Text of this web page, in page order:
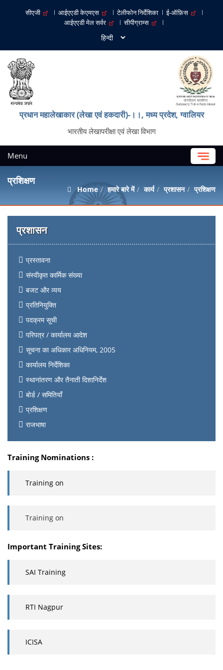
सीएजी आईएएडी केएमएस टेलीफोन निर्देशिका
ई-ऑफ़िस
आईएएडी मेल सर्वर
सीपीग्राम्स
प्रधान महालेखाकार (लेखा एवं हकदारी)-।।, मध्‍य प्रदेश, ग्‍वालियर
भारतीय लेखापरीक्षा एवं लेखा विभाग
Menu
प्रशिक्षण
Home हमारे बारे में कार्य प्रशासन प्रशिक्षण
प्रशासन
प्रस्तावना
संस्वीकृत कार्मिक संख्या
बजट और व्यय
प्रतिनियुक्ति
पदक्रम सूची
परिपत्र / कार्यालय आदेश
सूचना का अधिकार अधिनियम, 2005
कार्यालय निर्देशिका
स्थानांतरण और तैनाती दिशानिर्देश
बोर्ड / समितियाँ
प्रशिक्षण
राजभाषा
Training Nominations :
Training on
Training on
Important Training Sites:
SAI Training
RTI Nagpur
ICISA